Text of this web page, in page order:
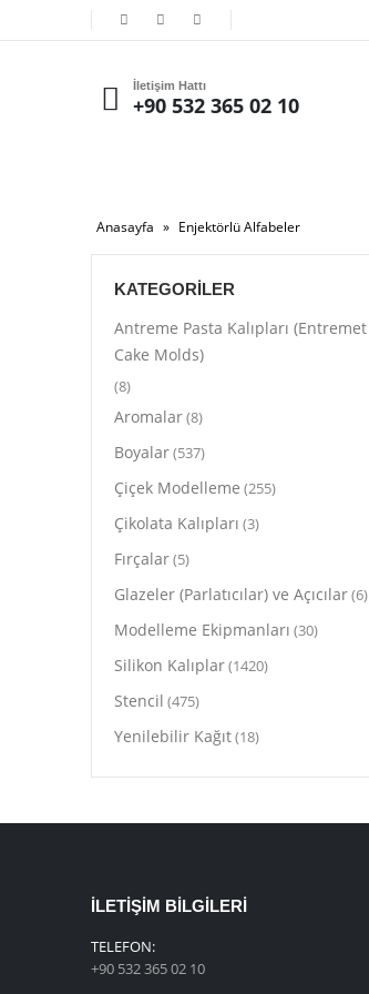
İletişim Hattı
+90 532 365 02 10
Anasayfa » Enjektörlü Alfabeler
KATEGORILER
Antreme Pasta Kalıpları (Entremet
Cake Molds)
(8)
Aromalar(8)
Boyalar(537)
Çiçek Modelleme (255)
Çikolata Kalıpları (3)
Fırçalar(5)
Glazeler (Parlatıcılar) ve Açıcılar(6)
Modelleme Ekipmanları (30)
Silikon Kalıplar(1420)
Stencil (475)
Yenilebilir Kağıt(18)
İLETIŞIM BILGILERI
TELEFON:
+90 532 365 02 10